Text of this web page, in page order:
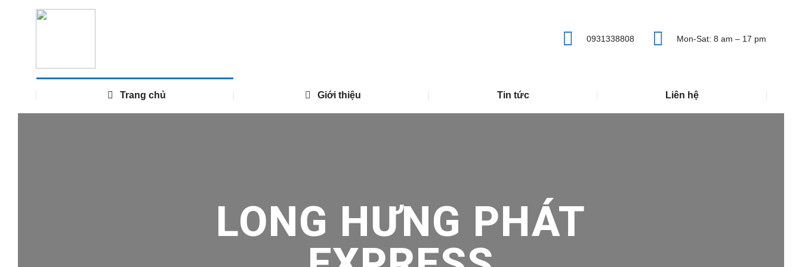
0931338808 Mon-Sat: 8 am – 17 pm
Trang chủ Giới thiệu Tin tức Liên hệ
LONG HƯNG PHÁT